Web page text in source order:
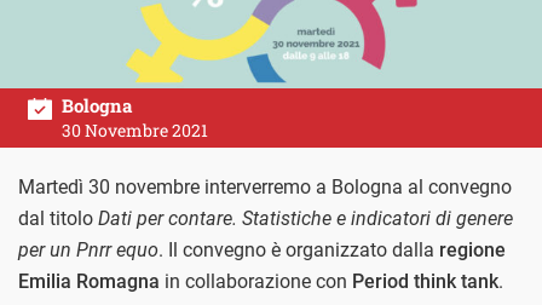
Bologna
30 Novembre 2021
Martedì 30 novembre interverremo a Bologna al convegno
dal titolo Dati per contare. Statistiche e indicatori di genere
per un Pnrr equo. Il convegno è organizzato dalla regione
Emilia Romagna in collaborazione con Period think tank.